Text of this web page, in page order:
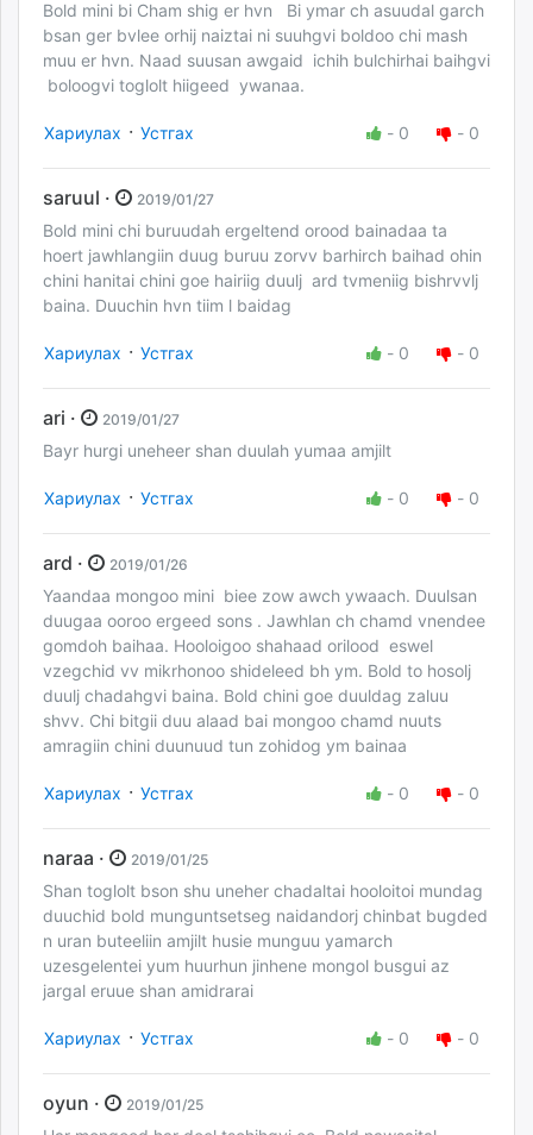
Bold mini bi Cham shig er hvn Bi ymar ch asuudal garch
bsan ger bvlee orhij naiztai ni suuhgvi boldoo chi mash
muu er hvn. Naad suusan awgaid ichih bulchirhai baihgvi
boloogvi toglolt hiigeed ywanaa.
Хариулах · Устгах - 0 - 0
saruul · 2019/01/27
Bold mini chi buruudah ergeltend orood bainadaa ta
hoert jawhlangiin duug buruu zorvv barhirch baihad ohin
chini hanitai chini goe hairiig duulj ard tvmeniig bishrvvlj
baina. Duuchin hvn tiim l baidag
Хариулах · Устгах - 0 - 0
ari · 2019/01/27
Bayr hurgi uneheer shan duulah yumaa amjilt
Хариулах · Устгах - 0 - 0
ard · 2019/01/26
Yaandaa mongoo mini biee zow awch ywaach. Duulsan
duugaa ooroo ergeed sons . Jawhlan ch chamd vnendee
gomdoh baihaa. Hooloigoo shahaad orilood eswel
vzegchid vv mikrhonoo shideleed bh ym. Bold to hosolj
duulj chadahgvi baina. Bold chini goe duuldag zaluu
shvv. Chi bitgii duu alaad bai mongoo chamd nuuts
amragiin chini duunuud tun zohidog ym bainaa
Хариулах · Устгах - 0 - 0
naraa · 2019/01/25
Shan toglolt bson shu uneher chadaltai hooloitoi mundag
duuchid bold munguntsetseg naidandorj chinbat bugded
n uran buteeliin amjilt husie munguu yamarch
uzesgelentei yum huurhun jinhene mongol busgui az
jargal eruue shan amidrarai
Хариулах · Устгах - 0 - 0
oyun · 2019/01/25